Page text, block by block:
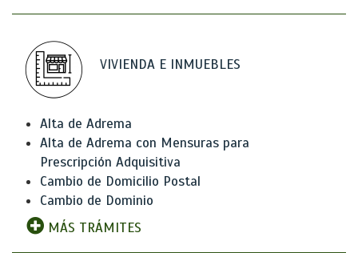
VIVIENDA E INMUEBLES
Alta de Adrema
Alta de Adrema con Mensuras para
Prescripción Adquisitiva
Cambio de Domicilio Postal
Cambio de Dominio
MÁS TRÁMITES